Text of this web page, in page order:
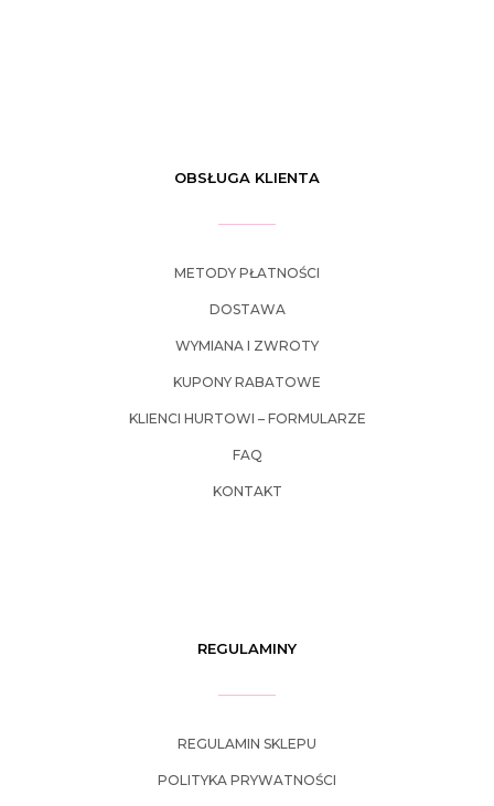
OBSŁUGA KLIENTA
METODY PŁATNOŚCI
DOSTAWA
WYMIANA I ZWROTY
KUPONY RABATOWE
KLIENCI HURTOWI – FORMULARZE
FAQ
KONTAKT
REGULAMINY
REGULAMIN SKLEPU
POLITYKA PRYWATNOŚCI